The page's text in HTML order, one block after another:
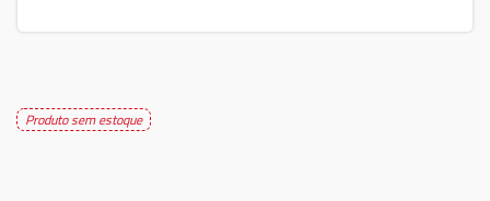
Produto sem estoque